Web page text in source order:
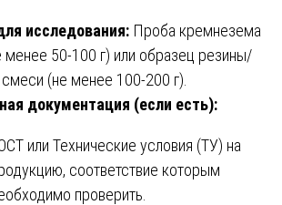
исследования: Проба кремнезема
менее 50-100 г) или образец резины/
(не менее 100-200 г).
документация (если есть):
или Технические условия (ТУ) на
соответствие которым
проверить.